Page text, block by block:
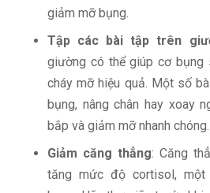
giảm mỡ bụng.
Tập các bài tập trên
giường có thể giúp cơ
cháy mỡ hiệu quả. Một số
bụng, nâng chân hay xoay
bắp và giảm mỡ nhanh chóng.
Giảm căng thẳng: Căng
tăng mức độ cortisol, một